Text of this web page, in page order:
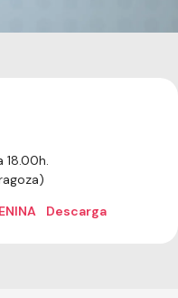
18.00h.
Descarga